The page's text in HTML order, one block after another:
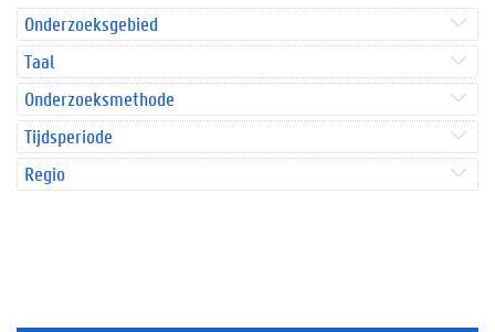
Onderzoeksgebied
Taal
Onderzoeksmethode
Tijdsperiode
Regio